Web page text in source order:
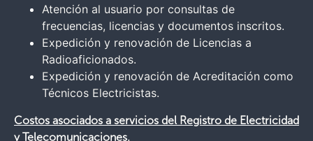
Atención al usuario por consultas de
frecuencias, licencias y documentos inscritos.
Expedición y renovación de Licencias a
Radioaficionados.
Expedición y renovación de Acreditación como
Técnicos Electricistas.
Costos asociados a servicios del Registro de Electricidad
y Telecomunicaciones.